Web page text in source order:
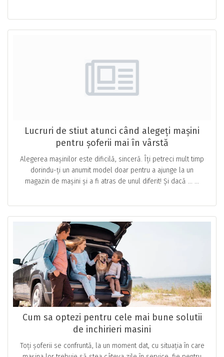
Lucruri de stiut atunci când alegeți mașini
pentru șoferii mai în vârstă
Alegerea mașinilor este dificilă, sinceră. Îți petreci mult timp
dorindu-ți un anumit model doar pentru a ajunge la un
magazin de mașini și a fi atras de unul diferit! Și dacă … ...
Cum sa optezi pentru cele mai bune solutii
de inchirieri masini
Toți șoferii se confruntă, la un moment dat, cu situația în care